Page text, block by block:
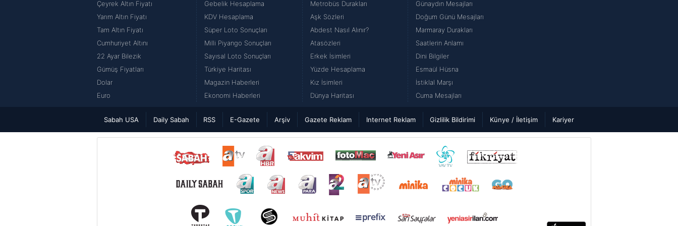
Çeyrek Altın Fiyatı
Yarım Altın Fiyatı
Tam Altın Fiyatı
Cumhuriyet Altını
22 Ayar Bilezik
Gümüş Fiyatları
Dolar
Euro
Gebelik Hesaplama
KDV Hesaplama
Süper Loto Sonuçları
Milli Piyango Sonuçları
Sayısal Loto Sonuçları
Türkiye Haritası
Magazin Haberleri
Ekonomi Haberleri
Metrobüs Durakları
Aşk Sözleri
Abdest Nasıl Alınır?
Atasözleri
Erkek İsimleri
Yüzde Hesaplama
Kız İsimleri
Dünya Haritası
Günaydın Mesajları
Doğum Günü Mesajları
Marmaray Durakları
Saatlerin Anlamı
Dini Bilgiler
Esmaül Hüsna
İstiklal Marşı
Cuma Mesajları
Sabah USA Daily Sabah RSS E-Gazete Arşiv Gazete Reklam Internet Reklam Gizlilik Bildirimi Künye / İletişim Kariyer